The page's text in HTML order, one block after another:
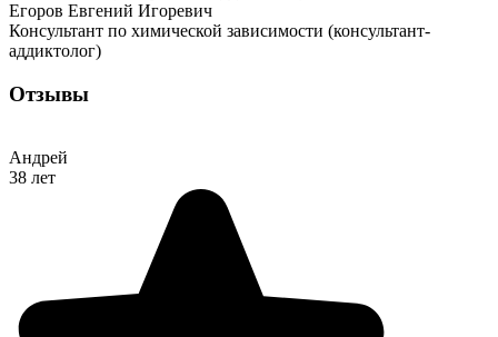
Егоров Евгений Игоревич
Консультант по химической зависимости (консультант-
аддиктолог)
Отзывы
Андрей
38 лет